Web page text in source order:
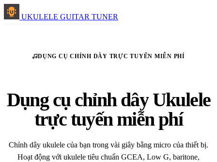
UKULELE GUITAR TUNER
DỤNG CỤ CHỈNH DÂY TRỰC TUYẾN MIỄN PHÍ
Dụng cụ chỉnh dây Ukulele
trực tuyến miễn phí
Chỉnh dây ukulele của bạn trong vài giây bằng micro của thiết bị.
Hoạt động với ukulele tiêu chuẩn GCEA, Low G, baritone,